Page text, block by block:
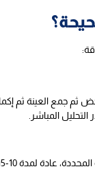
جمع العينة ثم